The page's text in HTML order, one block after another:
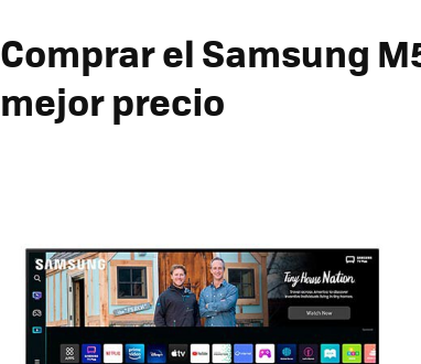
Comprar el Samsung
mejor precio